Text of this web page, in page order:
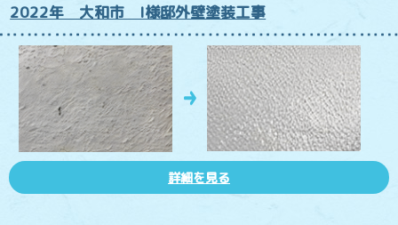
2022年 大和市 I様邸外壁塗装工事
詳細を見る